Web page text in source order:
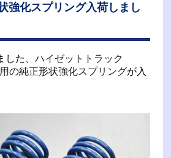
強化スプリング入荷しまし
した、ハイゼットトラック
の純正形状強化スプリングが入